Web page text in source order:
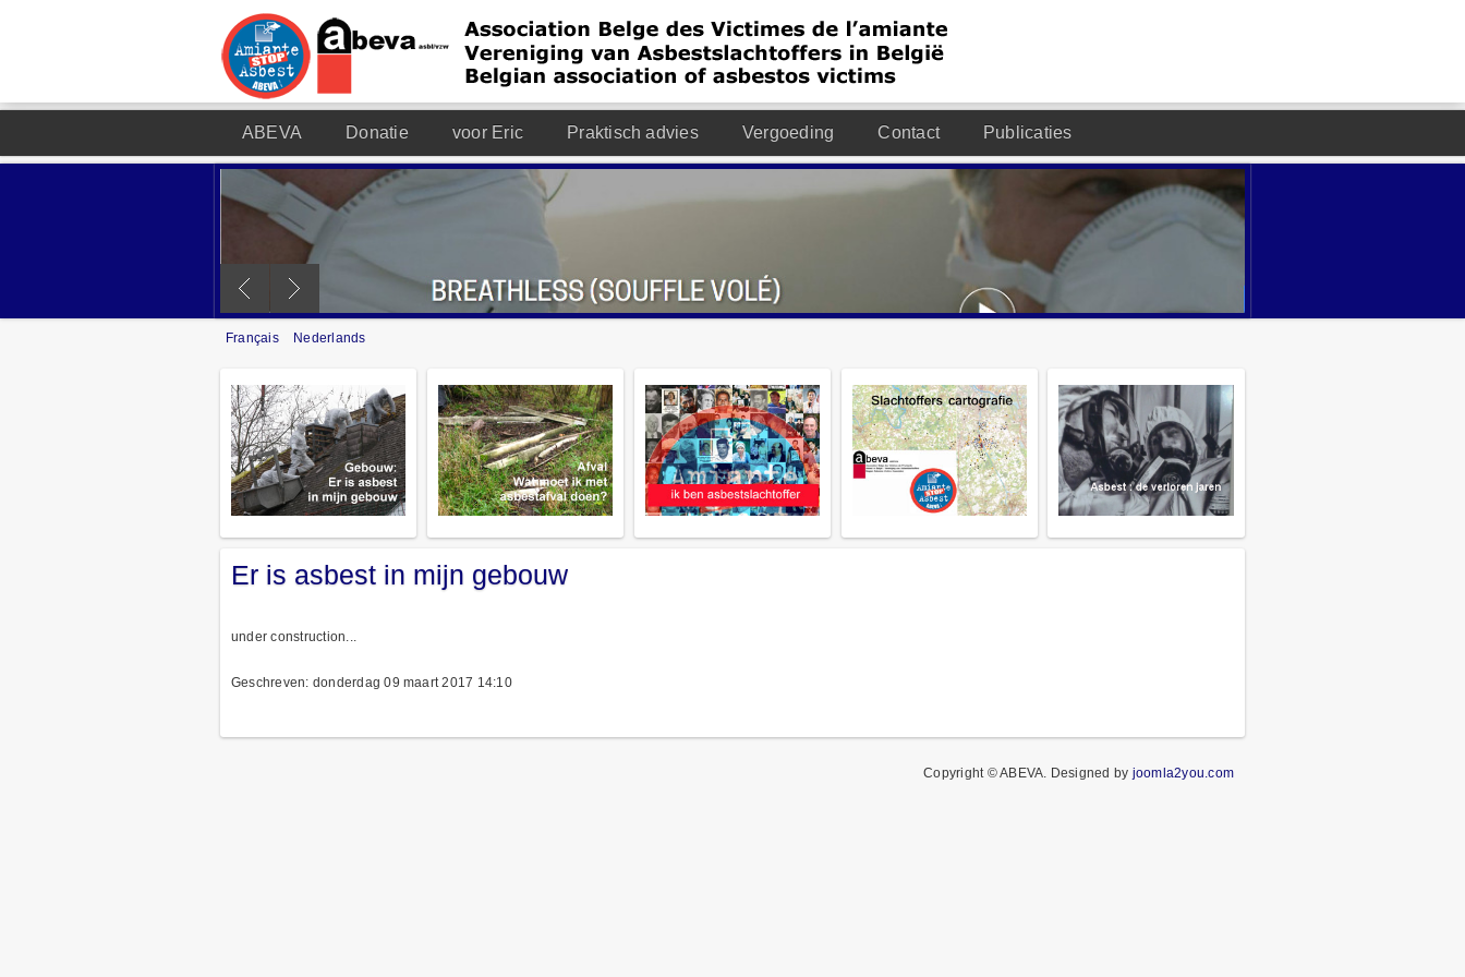
ABEVA Donatie voor Eric Praktisch advies Vergoeding Contact Publicaties
Français Nederlands
Er is asbest in mijn gebouw
under construction...
Geschreven: donderdag 09 maart 2017 14:10
Copyright © ABEVA. Designed by joomla2you.com